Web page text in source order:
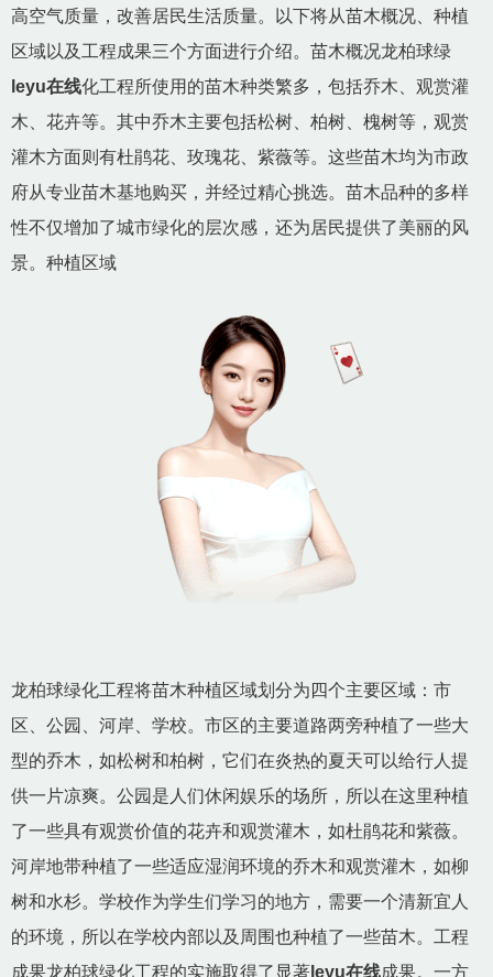
高空气质量，改善居民生活质量。以下将从苗木概况、种植
区域以及工程成果三个方面进行介绍。苗木概况龙柏球绿
leyu在线化工程所使用的苗木种类繁多，包括乔木、观赏灌
木、花卉等。其中乔木主要包括松树、柏树、槐树等，观赏
灌木方面则有杜鹃花、玫瑰花、紫薇等。这些苗木均为市政
府从专业苗木基地购买，并经过精心挑选。苗木品种的多样
性不仅增加了城市绿化的层次感，还为居民提供了美丽的风
景。种植区域
龙柏球绿化工程将苗木种植区域划分为四个主要区域：市
区、公园、河岸、学校。市区的主要道路两旁种植了一些大
型的乔木，如松树和柏树，它们在炎热的夏天可以给行人提
供一片凉爽。公园是人们休闲娱乐的场所，所以在这里种植
了一些具有观赏价值的花卉和观赏灌木，如杜鹃花和紫薇。
河岸地带种植了一些适应湿润环境的乔木和观赏灌木，如柳
树和水杉。学校作为学生们学习的地方，需要一个清新宜人
的环境，所以在学校内部以及周围也种植了一些苗木。工程
成果龙柏球绿化工程的实施取得了显著 leyu在线成果。一方